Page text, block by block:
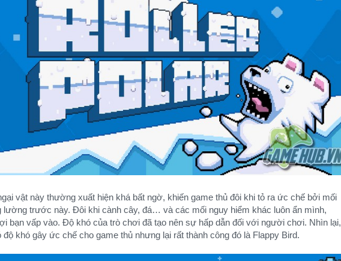
vật này thường xuất hiện khá bất ngờ, khiến game thủ đôi khi tỏ ra ức chế bởi mối
lường trước này. Đôi khi cành cây, đá… và các mối nguy hiểm khác luôn ẩn mình,
bạn vấp vào. Độ khó của trò chơi đã tạo nên sự hấp dẫn đối với người chơi. Nhìn lại,
khó gây ức chế cho game thủ nhưng lại rất thành công đó là Flappy Bird.